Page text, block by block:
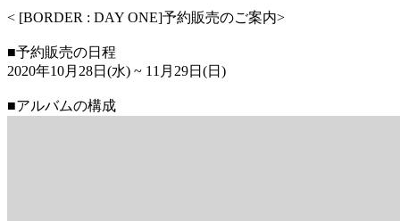
< [BORDER : DAY ONE]予約販売のご案内>
■予約販売の日程
2020年10月28日(水) ~ 11月29日(日)
■アルバムの構成